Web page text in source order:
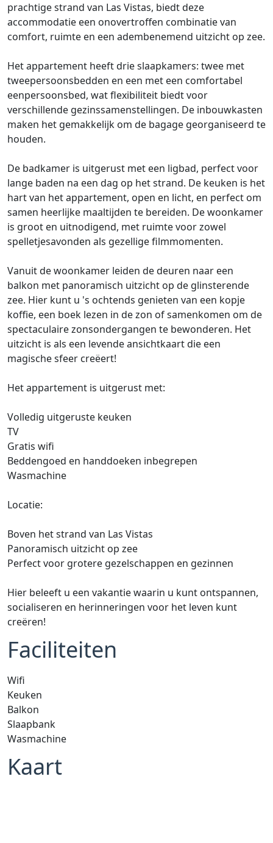
prachtige strand van Las Vistas, biedt deze
accommodatie een onovertroffen combinatie van
comfort, ruimte en een adembenemend uitzicht op zee.
Het appartement heeft drie slaapkamers: twee met
tweepersoonsbedden en een met een comfortabel
eenpersoonsbed, wat flexibiliteit biedt voor
verschillende gezinssamenstellingen. De inbouwkasten
maken het gemakkelijk om de bagage georganiseerd te
houden.
De badkamer is uitgerust met een ligbad, perfect voor
lange baden na een dag op het strand. De keuken is het
hart van het appartement, open en licht, en perfect om
samen heerlijke maaltijden te bereiden. De woonkamer
is groot en uitnodigend, met ruimte voor zowel
spelletjesavonden als gezellige filmmomenten.
Vanuit de woonkamer leiden de deuren naar een
balkon met panoramisch uitzicht op de glinsterende
zee. Hier kunt u 's ochtends genieten van een kopje
koffie, een boek lezen in de zon of samenkomen om de
spectaculaire zonsondergangen te bewonderen. Het
uitzicht is als een levende ansichtkaart die een
magische sfeer creëert!
Het appartement is uitgerust met:
Volledig uitgeruste keuken
TV
Gratis wifi
Beddengoed en handdoeken inbegrepen
Wasmachine
Locatie:
Boven het strand van Las Vistas
Panoramisch uitzicht op zee
Perfect voor grotere gezelschappen en gezinnen
Hier beleeft u een vakantie waarin u kunt ontspannen,
socialiseren en herinneringen voor het leven kunt
creëren!
Faciliteiten
Wifi
Keuken
Balkon
Slaapbank
Wasmachine
Kaart